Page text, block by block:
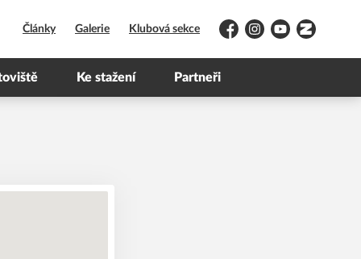
Články Galerie Klubová sekce
FacebookInstagramYouTubeZonerama
Ke stažení Partneři